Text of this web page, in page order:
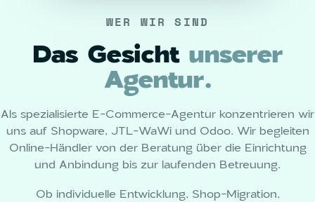
WER WIR SIND
Das Gesicht unserer
Agentur.
Als spezialisierte E-Commerce-Agentur konzentrieren wir
uns auf Shopware, JTL-WaWi und Odoo. Wir begleiten
Online-Händler von der Beratung über die Einrichtung
und Anbindung bis zur laufenden Betreuung.
Ob individuelle Entwicklung, Shop-Migration,